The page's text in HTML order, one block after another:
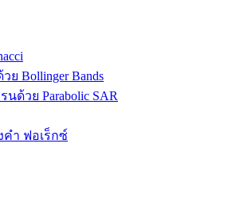
Bollinger Bands
ด้วย Parabolic SAR
ำ ฟอเร็กซ์